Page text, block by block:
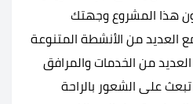
هذا المشروع وجهتك
العديد من الأنشطة المتنوعة
من الخدمات والمرافق
على الشعور بالراحة